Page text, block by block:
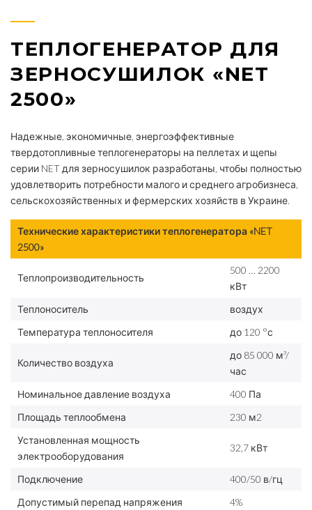
ТЕПЛОГЕНЕРАТОР ДЛЯ
ЗЕРНОСУШИЛОК «NET
2500»
Надежные, экономичные, энергоэффективные
твердотопливные теплогенераторы на пеллетах и щепы
серии NET для зерносушилок разработаны, чтобы полностью
удовлетворить потребности малого и среднего агробизнеса,
сельскохозяйственных и фермерских хозяйств в Украине.
Технические характеристики теплогенератора «NET
2500»
Теплопроизводительность
500 … 2200
кВт
Теплоноситель
воздух
Температура теплоносителя
до 120 °с
Количество воздуха
до 85 000 м³/
час
Номинальное давление воздуха
400 Па
Площадь теплообмена
230 м2
Установленная мощность
электрооборудования
32,7 кВт
Подключение
400/50 в/гц
Допустимый перепад напряжения
4%